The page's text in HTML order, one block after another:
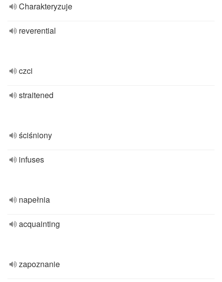
Charakteryzuje
reverential
czci
straitened
ściśniony
infuses
napełnia
acquainting
zapoznanie